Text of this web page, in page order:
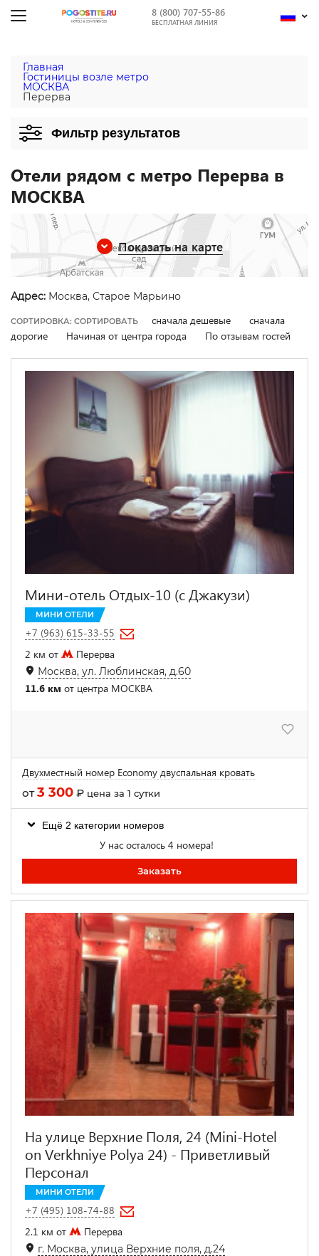
8 (800) 707-55-86
БЕСПЛАТНАЯ ЛИНИЯ
Главная
Гостиницы возле метро
МОСКВА
Перерва
Фильтр результатов
Отели рядом с метро Перерва в
МОСКВА
Показать на карте
Адрес: Москва, Старое Марьино
СОРТИРОВКА: СОРТИРОВАТЬ сначала дешевые
сначала
дорогие
Начиная от центра города По отзывам гостей
Мини-отель Отдых-10 (с Джакузи)
МИНИ ОТЕЛИ
+7 (963) 615-33-55
2 км от
Перерва
Москва, ул. Люблинская, д.60
11.6 км от центра МОСКВА
Двухместный номер Economy двуспальная кровать
от3 300 ₽ цена за 1 сутки
Ещё 2 категории номеров
У нас осталось 4 номера!
Заказать
На улице Верхние Поля, 24 (Mini-Hotel
on Verkhniye Polya 24) - Приветливый
Персонал
МИНИ ОТЕЛИ
+7 (495) 108-74-88
2.1 км от
Перерва
г. Москва, улица Верхние поля, д.24